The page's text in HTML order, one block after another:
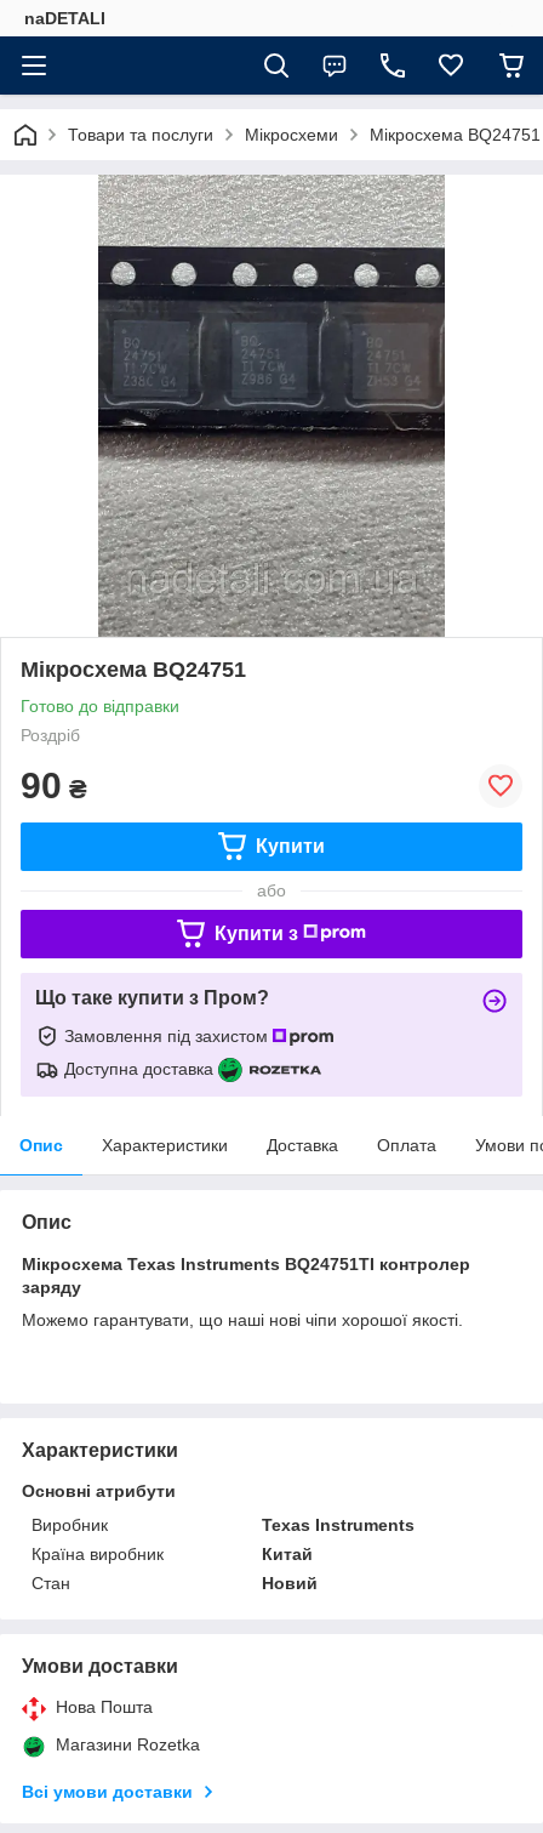
naDETALI
Товари та послуги Мікросхеми Мікросхема BQ24751
Мікросхема BQ24751
Готово до відправки
Роздріб
90 ₴
Купити
або
Купити з
Що таке купити з Пром?
Замовлення під захистом
Доступна доставка
Опис Характеристики Доставка Оплата Умови
Опис
Мікросхема Texas Instruments BQ24751TI контролер
заряду
Можемо гарантувати, що наші нові чіпи хорошої якості.
Характеристики
Основні атрибути
Виробник
Texas Instruments
Країна виробник
Китай
Стан
Новий
Умови доставки
Нова Пошта
Магазини Rozetka
Всі умови доставки